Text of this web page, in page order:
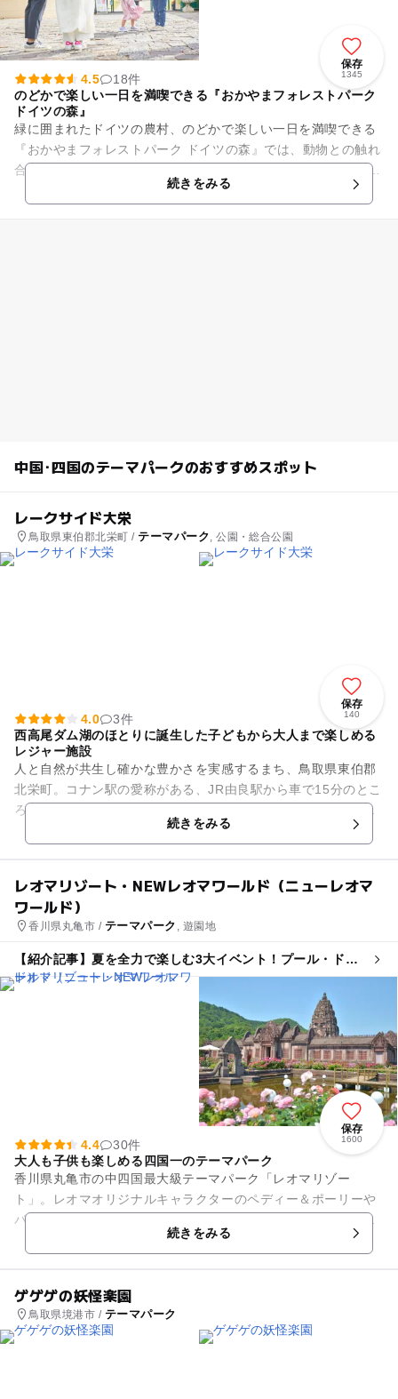
保存
1345
4.5
18件
のどかで楽しい一日を満喫できる『おかやまフォレストパーク
ドイツの森』
緑に囲まれたドイツの農村、のどかで楽しい一日を満喫できる
『おかやまフォレストパーク ドイツの森』では、動物との触れ
合いや、子供たちが喜ぶ芝滑りを楽しむことができます。 季節
続きをみる
中国･四国のテーマパークのおすすめスポット
レークサイド大栄
鳥取県東伯郡北栄町 / テーマパーク, 公園・総合公園
保存
140
4.0
3件
西高尾ダム湖のほとりに誕生した子どもから大人まで楽しめる
レジャー施設
人と自然が共生し確かな豊かさを実感するまち、鳥取県東伯郡
北栄町。コナン駅の愛称がある、JR由良駅から車で15分のとこ
ろにある、レークサイド大栄です。西高尾ダム湖のほとりにで
きたこのレジャー施設に...続きをみる
レオマリゾート・NEWレオマワールド（ニューレオマ
ワールド）
香川県丸亀市 / テーマパーク , 遊園地
【紹介記事】夏を全力で楽しむ3大イベント！プール・ドロ
ーンショー・花火がレオマリゾートに集結
保存
1600
4.4
30件
大人も子供も楽しめる四国一のテーマパーク
香川県丸亀市の中四国最大級テーマパーク「レオマリゾー
ト」。レオマオリジナルキャラクターのペディー＆ポーリーや
パフォーマーが出演のファンタスティックパレードは必見で
す！ 3Dプロジェクション...続きをみる
ゲゲゲの妖怪楽園
鳥取県境港市 / テーマパーク